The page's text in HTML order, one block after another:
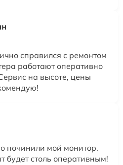
справился с ремонтом
работают оперативно
на высоте, цены
починили мой монитор.
будет столь оперативным!